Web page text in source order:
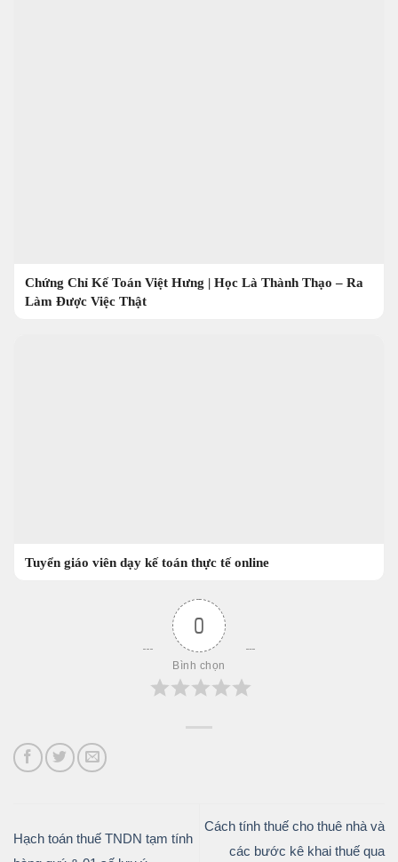
Chứng Chỉ Kế Toán Việt Hưng | Học Là Thành Thạo – Ra
Làm Được Việc Thật
Tuyển giáo viên dạy kế toán thực tế online
0
Bình chọn
Hạch toán thuế TNDN tạm tính
Cách tính thuế cho thuê nhà và
các bước kê khai thuế qua